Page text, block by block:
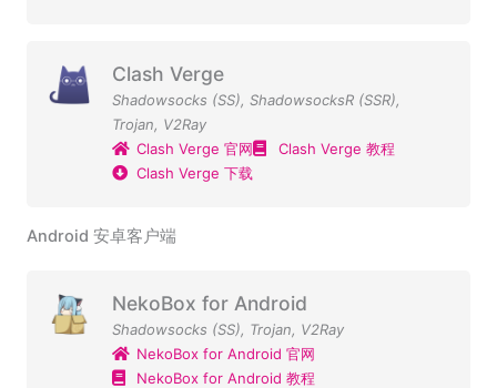
Clash Verge
Shadowsocks (SS), ShadowsocksR (SSR),
Trojan, V2Ray
Clash Verge 官网
Clash Verge 教程
Clash Verge 下载
Android 安卓客户端
NekoBox for Android
Shadowsocks (SS), Trojan, V2Ray
NekoBox for Android 官网
NekoBox for Android 教程